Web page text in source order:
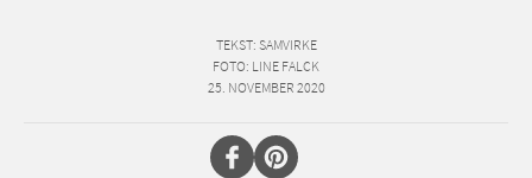
TEKST: SAMVIRKE
FOTO: LINE FALCK
25. NOVEMBER 2020